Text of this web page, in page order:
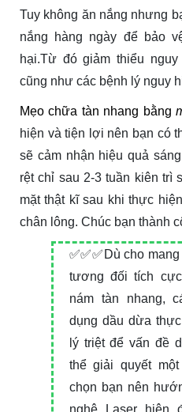
Tuy không ăn nắng nhưng
nắng hàng ngày để bảo
hại.Từ đó giảm thiểu
cũng như các bệnh lý nguy
Mẹo chữa tàn nhang bằng
hiện và tiện lợi nên bạn có
sẽ cảm nhận hiệu quả
rệt chỉ sau 2-3 tuần kiên trì
mặt thật kĩ sau khi thực
chân lông. Chúc bạn thành
✅✅✅Dù cho
tương đối tích
nám tàn nhang,
dụng dầu dừa
lý triệt để vấn đề
thể giải quyết
chọn bạn nên